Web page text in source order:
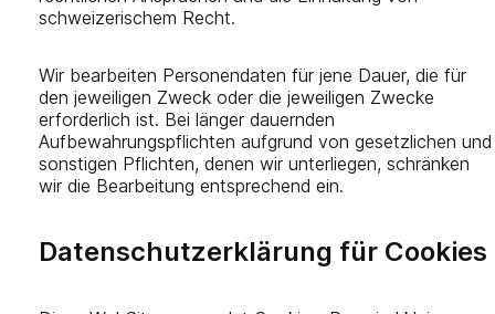
schweizerischem Recht.
Wir bearbeiten Personendaten für jene Dauer, die für
den jeweiligen Zweck oder die jeweiligen Zwecke
erforderlich ist. Bei länger dauernden
Aufbewahrungspflichten aufgrund von gesetzlichen und
sonstigen Pflichten, denen wir unterliegen, schränken
wir die Bearbeitung entsprechend ein.
Datenschutzerklärung für Cookies